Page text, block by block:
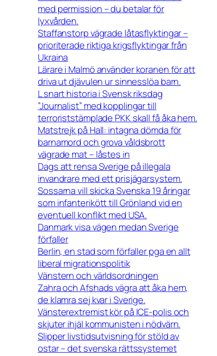
med permission – du betalar för
lyxvården.
Staffanstorp vägrade låtasflyktingar –
prioriterade riktiga krigsflyktingar från
Ukraina
Lärare i Malmö använder koranen för att
driva ut djävulen ur sinnesslöa barn.
L snart historia i Svensk riksdag
”Journalist” med kopplingar till
terroriststämplade PKK skall få åka hem.
Matstrejk på Hall: intagna dömda för
barnamord och grova våldsbrott
vägrade mat – låstes in
Dags att rensa Sverige på illegala
invandrare med ett prisjägarsystem.
Sossarna vill skicka Svenska 19 åringar
som infanterikött till Grönland vid en
eventuell konflikt med USA.
Danmark visa vägen medan Sverige
förfaller
Berlin, en stad som förfaller pga en allt
liberal migrationspolitik
Vänstern och världsordningen
Zahra och Afshads vägra att åka hem,
de klamra sej kvar i Sverige.
Vänsterextremist kör på ICE-polis och
skjuter ihjäl kommunisten i nödvärn.
Slipper livstidsutvisning för stöld av
ostar – det svenska rättssystemet